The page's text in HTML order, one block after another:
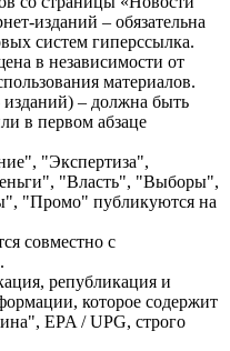
изданий – обязательна
систем гиперссылка.
в независимости от
материалов.
изданий) – должна быть
в первом абзаце
"Экспертиза",
"Власть", "Выборы",
"Промо" публикуются на
совместно с
републикация и
которое содержит
EPA / UPG, строго